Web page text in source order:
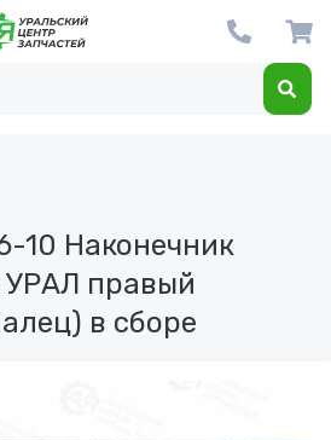
10 Наконечник
УРАЛ правый
в сборе